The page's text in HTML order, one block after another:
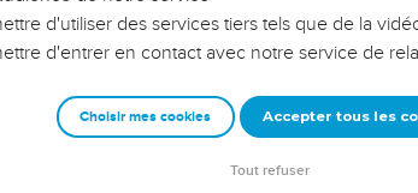
avec plus de sagesse afin que leurs erreurs
ministère, une équipe, un groupe ou une famille,
d'utiliser des services tiers tels que de la
d'entrer en contact avec notre service de
Choisir mes cookies Accepter tous les
Tout refuser